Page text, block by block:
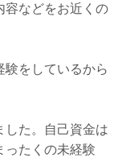
容などをお近くの
験をしているから
した。自己資金は
ったくの未経験